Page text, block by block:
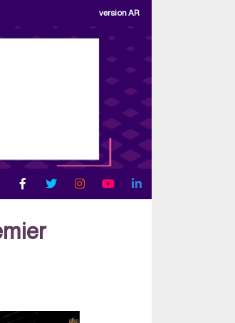
version AR